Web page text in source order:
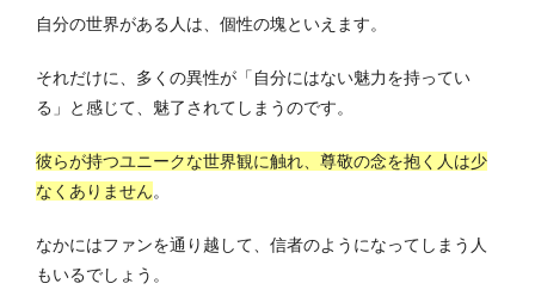
自分の世界がある人は、個性の塊といえます。
それだけに、多くの異性が「自分にはない魅力を持ってい
る」と感じて、魅了されてしまうのです。
彼らが持つユニークな世界観に触れ、尊敬の念を抱く人は少
なくありません。
なかにはファンを通り越して、信者のようになってしまう人
もいるでしょう。